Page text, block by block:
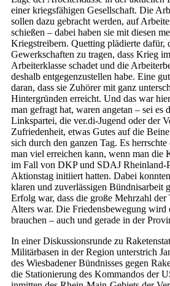
einer kriegsfähigen Gesellschaft. Die
sollen dazu gebracht werden, auf
schießen – dabei haben sie mit diesen
Kriegstreibern. Quetting plädierte dafür,
Gewerkschaften zu tragen, dass Krieg
Arbeiterklasse schadet und die
deshalb entgegenzustellen habe. Eine
daran, dass sie Zuhörer mit ganz
Hintergründen erreicht. Und das war
man gefragt hat, waren angetan – sei es
Linkspartei, die ver.di-Jugend oder der
Zufriedenheit, etwas Gutes auf die
sich durch den ganzen Tag. Es
man viel erreichen kann, wenn man die
im Fall von DKP und SDAJ Rheinland-
Aktionstag initiiert hatten. Dabei
klaren und zuverlässigen Bündnisarbeit
Erfolg war, dass die große Mehrzahl der
Alters war. Die Friedensbewegung wird
brauchen – auch und gerade in der
In einer Diskussionsrunde zu
Militärbasen in der Region unterstrich
des Wiesbadener Bündnisses gegen
die Stationierung des Kommandos der